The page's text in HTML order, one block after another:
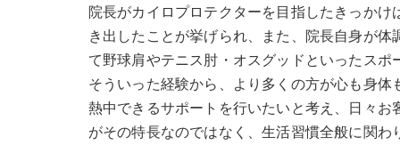
院長がカイロプロテクターを目指したきっか
き出したことが挙げられ、また、院長自身が
て野球肩やテニス肘・オスグッドといったス
そういった経験から、より多くの方が心も身
熱中できるサポートを行いたいと考え、日々
がその特長なのではなく、生活習慣全般に関